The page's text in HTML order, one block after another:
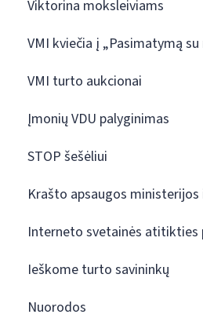
Viktorina moksleiviams
VMI kviečia į „Pasimatymą
VMI turto aukcionai
Įmonių VDU palyginimas
STOP šešėliui
Krašto apsaugos
Interneto svetainės atitikties
Ieškome turto savininkų
Nuorodos